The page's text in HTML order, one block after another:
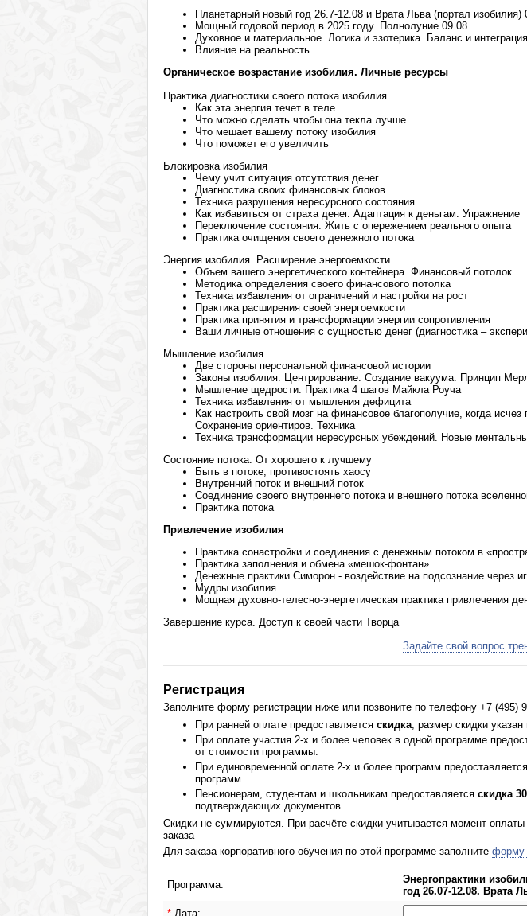
Планетарный новый год 26.7-12.08 и Врата Льва (портал изобилия)
Мощный годовой период в 2025 году. Полнолуние 09.08
Духовное и материальное. Логика и эзотерика. Баланс и интеграция
Влияние на реальность
Органическое возрастание изобилия. Личные ресурсы
Практика диагностики своего потока изобилия
Как эта энергия течет в теле
Что можно сделать чтобы она текла лучше
Что мешает вашему потоку изобилия
Что поможет его увеличить
Блокировка изобилия
Чему учит ситуация отсутствия денег
Диагностика своих финансовых блоков
Техника разрушения нересурсного состояния
Как избавиться от страха денег. Адаптация к деньгам. Упражнение
Переключение состояния. Жить с опережением реального опыта
Практика очищения своего денежного потока
Энергия изобилия. Расширение энергоемкости
Объем вашего энергетического контейнера. Финансовый потолок
Методика определения своего финансового потолка
Техника избавления от ограничений и настройки на рост
Практика расширения своей энергоемкости
Практика принятия и трансформации энергии сопротивления
Ваши личные отношения с сущностью денег (диагностика –
Мышление изобилия
Две стороны персональной финансовой истории
Законы изобилия. Центрирование. Создание вакуума. Принцип
Мышление щедрости. Практика 4 шагов Майкла Роуча
Техника избавления от мышления дефицита
Как настроить свой мозг на финансовое благополучие, когда исчез
Сохранение ориентиров. Техника
Техника трансформации нересурсных убеждений. Новые
Состояние потока. От хорошего к лучшему
Быть в потоке, противостоять хаосу
Внутренний поток и внешний поток
Соединение своего внутреннего потока и внешнего потока
Практика потока
Привлечение изобилия
Практика сонастройки и соединения с денежным потоком в
Практика заполнения и обмена «мешок-фонтан»
Денежные практики Симорон - воздействие на подсознание через
Мудры изобилия
Мощная духовно-телесно-энергетическая практика привлечения
Завершение курса. Доступ к своей части Творца
Задайте свой вопрос
Регистрация
Заполните форму регистрации ниже или позвоните по телефону +7 (495)
При ранней оплате предоставляется скидка, размер скидки
При оплате участия 2-х и более человек в одной программе
от стоимости программы.
При единовременной оплате 2-х и более программ предоставляется
программ.
Пенсионерам, студентам и школьникам предоставляется скидка
подтверждающих документов.
Скидки не суммируются. При расчёте скидки учитывается момент оплаты
заказа
Для заказа корпоративного обучения по этой программе заполните форму